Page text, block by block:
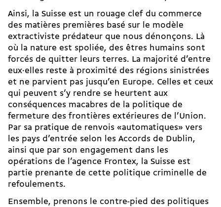
Ainsi, la Suisse est un rouage clef du commerce
des matières premières basé sur le modèle
extractiviste prédateur que nous dénonçons. Là
où la nature est spoliée, des êtres humains sont
forcés de quitter leurs terres. La majorité d’entre
eux·elles reste à proximité des régions sinistrées
et ne parvient pas jusqu’en Europe. Celles et ceux
qui peuvent s’y rendre se heurtent aux
conséquences macabres de la politique de
fermeture des frontières extérieures de l’Union.
Par sa pratique de renvois «automatiques» vers
les pays d’entrée selon les Accords de Dublin,
ainsi que par son engagement dans les
opérations de l’agence Frontex, la Suisse est
partie prenante de cette politique criminelle de
refoulements.
Ensemble, prenons le contre-pied des politiques